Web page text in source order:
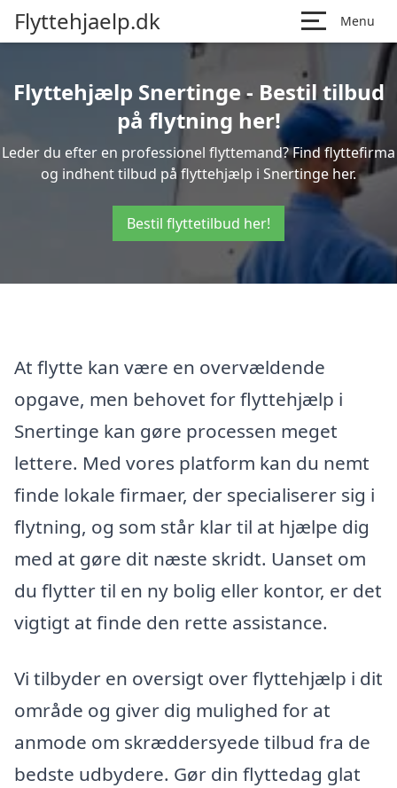
Flyttehjaelp.dk Menu
Flyttehjælp Snertinge - Bestil tilbud
på flytning her!
Leder du efter en professionel flyttemand? Find flyttefirma
og indhent tilbud på flyttehjælp i Snertinge her.
Bestil flyttetilbud her!
At flytte kan være en overvældende
opgave, men behovet for flyttehjælp i
Snertinge kan gøre processen meget
lettere. Med vores platform kan du nemt
finde lokale firmaer, der specialiserer sig i
flytning, og som står klar til at hjælpe dig
med at gøre dit næste skridt. Uanset om
du flytter til en ny bolig eller kontor, er det
vigtigt at finde den rette assistance.
Vi tilbyder en oversigt over flyttehjælp i dit
område og giver dig mulighed for at
anmode om skræddersyede tilbud fra de
bedste udbydere. Gør din flyttedag glat